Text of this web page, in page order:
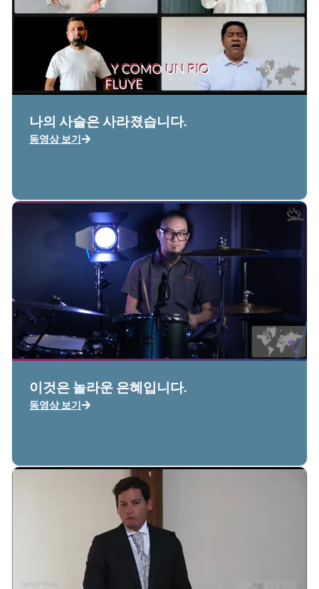
나의 사슬은 사라졌습니다.
동영상 보기
이것은 놀라운 은혜입니다.
동영상 보기